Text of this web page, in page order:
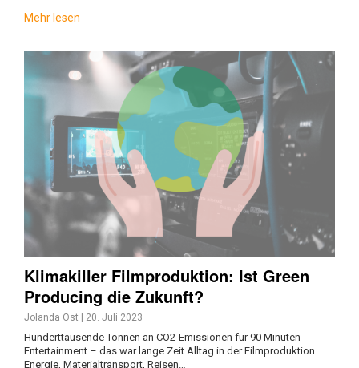
Mehr lesen
Klimakiller Filmproduktion: Ist Green
Producing die Zukunft?
Jolanda Ost 20. Juli 2023
Hunderttausende Tonnen an CO2-Emissionen für 90 Minuten
Entertainment – das war lange Zeit Alltag in der Filmproduktion.
Energie, Materialtransport, Reisen…